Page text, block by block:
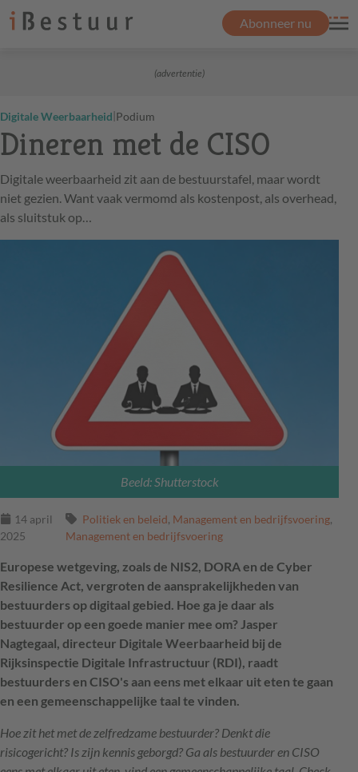
Abonneer nu
(advertentie)
Digitale Weerbaarheid|Podium
Dineren met de CISO
Digitale weerbaarheid zit aan de bestuurstafel, maar wordt
niet gezien. Want vaak vermomd als kostenpost, als overhead,
als sluitstuk op…
Beeld: Shutterstock
14 april
2025
Politiek en beleid, Management en bedrijfsvoering,
Management en bedrijfsvoering
Europese wetgeving, zoals de NIS2, DORA en de Cyber
Resilience Act, vergroten de aansprakelijkheden van
bestuurders op digitaal gebied. Hoe ga je daar als
bestuurder op een goede manier mee om? Jasper
Nagtegaal, directeur Digitale Weerbaarheid bij de
Rijksinspectie Digitale Infrastructuur (RDI), raadt
bestuurders en CISO's aan eens met elkaar uit eten te gaan
en een gemeenschappelijke taal te vinden.
Hoe zit het met de zelfredzame bestuurder? Denkt die
risicogericht? Is zijn kennis geborgd? Ga als bestuurder en CISO